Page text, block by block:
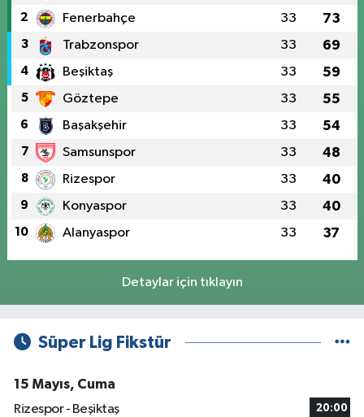
2 Fenerbahçe 33 73
3 Trabzonspor 33 69
4 Beşiktaş 33 59
5 Göztepe 33 55
6 Başakşehir 33 54
7 Samsunspor 33 48
8 Rizespor 33 40
9 Konyaspor 33 40
10 Alanyaspor 33 37
Detaylar için tıklayın
Süper Lig Fikstür
15 Mayıs, Cuma
Rizespor - Beşiktaş
20:00